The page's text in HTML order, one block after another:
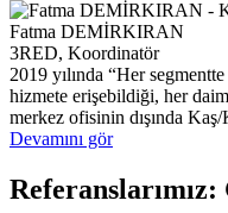
Fatma DEMİRKIRAN
3RED, Koordinatör
2019 yılında “Her
hizmete erişebildiği, her
merkez ofisinin dışında
Devamını gör